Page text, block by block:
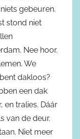
gebeuren.
stond niet
Nee hoor.
We
dakloos?
een dak
en tralies. Dáár
van de deur.
Niet meer